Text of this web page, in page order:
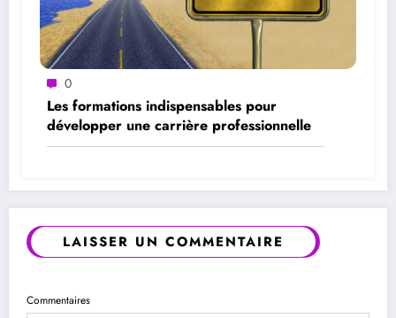
0
Les formations indispensables pour
développer une carrière professionnelle
LAISSER UN COMMENTAIRE
Commentaires